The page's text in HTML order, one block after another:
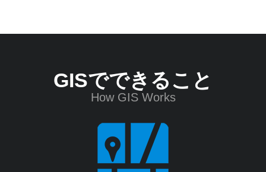
ス
ム
GISでできること
How GIS Works